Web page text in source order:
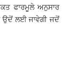
ਫਾਰਮੂਲੇ ਅਨੁਸਾਰ
ਉਦੋਂ ਲਈ ਜਾਵੇਗੀ ਜਦੋਂ